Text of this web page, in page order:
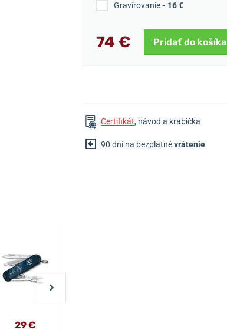
Gravírovanie- 16 €
74 € Pridať do košíka
Certifikát, návod a krabička
90 dní na bezplatnévrátenie
29 €